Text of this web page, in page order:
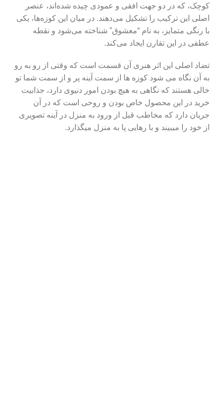
کوچک، که در دو جهت افقی و عمودی چیده شده‌اند، عنصر
اصلی این ترکیب را تشکیل می‌دهند. در میان این کوزه‌ها، یکی
با رنگی متمایز، به نام “معشوق” شناخته می‌شود و نقطه
عطفی در این تقارن ایجاد می‌کند.
تضاد اصلی این اثر هنری آن قسمت است که وقتی از رو به رو
به آن نگاه می شود کوزه ها از سمت آینه پر و از سمت شما تو
خالی هستند که نگاهی به هیچ بودن امور دنیوی دارد، جذابیت
خرید در این محصول خاص بودن و روحی است که در آن
جریان دارد که مخاطب قبل از ورود به منزل در آینه تصویری
از خود را میبیند و با رهایی پا به منزل میگذارد.